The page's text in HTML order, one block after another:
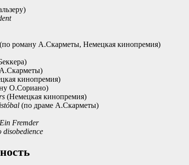
(по роману А.Скарметы, Немецкая кинопремия)
кинопремия)
О.Сориано)
(Немецкая кинопремия)
(по драме А.Скарметы)
Fremder